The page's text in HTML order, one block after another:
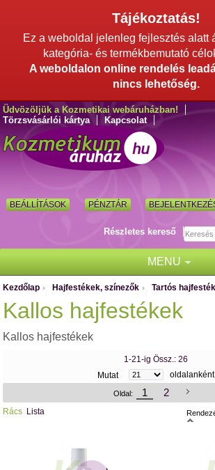
Tájékoztatás!
Ez a weboldal jelenleg fejlesztés alatt
kategória- és termékbemutató
A weboldalon online rendelés
nincs lehetőség.
Üdvözöljük a Kozmetikai webáruházban!
Törzsvásárlói kártya
Kapcsolat
BEÁLLÍTÁSOK PÉNZTÁR
Részletes kereső
MENU
Kezdőlap Hajfestékek, színezők Tartós
Kallos hajfestékek
Kallos hajfestékek
1-21-ig Össz.: 26
Mutat
oldalanként
Oldal: 1 2
Rács Lista